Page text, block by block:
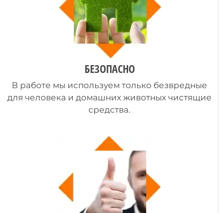
БЕЗОПАСНО
В работе мы используем только безвредные
для человека и домашних животных чистящие
средства.